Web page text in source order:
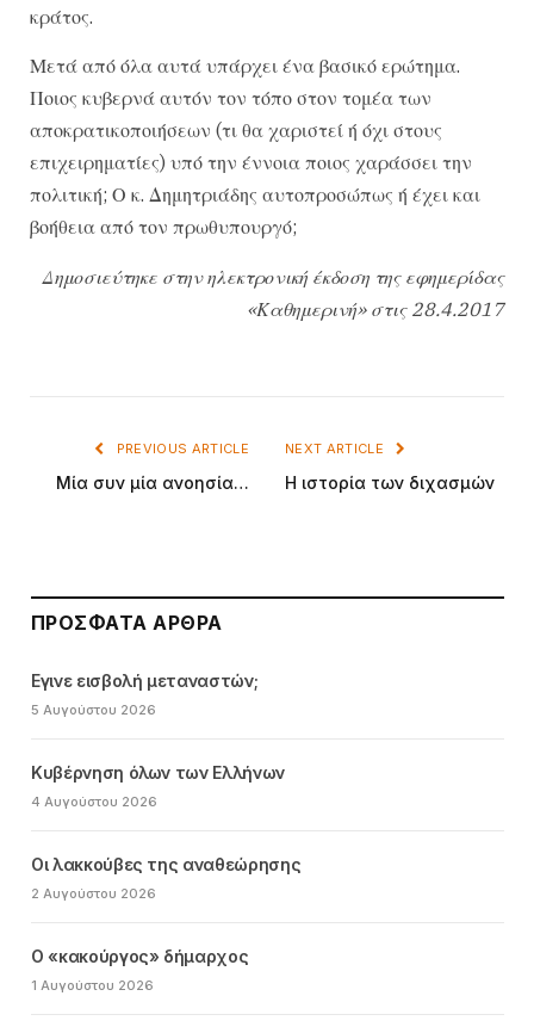
κράτος.
Μετά από όλα αυτά υπάρχει ένα βασικό ερώτημα.
Ποιος κυβερνά αυτόν τον τόπο στον τομέα των
αποκρατικοποιήσεων (τι θα χαριστεί ή όχι στους
επιχειρηματίες) υπό την έννοια ποιος χαράσσει την
πολιτική; Ο κ. Δημητριάδης αυτοπροσώπως ή έχει και
βοήθεια από τον πρωθυπουργό;
Δημοσιεύτηκε στην ηλεκτρονική έκδοση της εφημερίδας
«Καθημερινή» στις 28.4.2017
PREVIOUS ARTICLE
Μία συν μία ανοησία…
NEXT ARTICLE
Η ιστορία των διχασμών
ΠΡΌΣΦΑΤΑ ΆΡΘΡΑ
Εγινε εισβολή μεταναστών;
5 Αυγούστου 2026
Κυβέρνηση όλων των Ελλήνων
4 Αυγούστου 2026
Οι λακκούβες της αναθεώρησης
2 Αυγούστου 2026
Ο «κακούργος» δήμαρχος
1 Αυγούστου 2026